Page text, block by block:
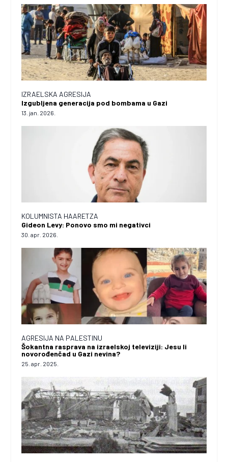
IZRAELSKA AGRESIJA
Izgubljena generacija pod bombama u Gazi
13. jan. 2026.
KOLUMNISTA HAARETZA
Gideon Levy: Ponovo smo mi negativci
30. apr. 2026.
AGRESIJA NA PALESTINU
Šokantna rasprava na izraelskoj televiziji: Jesu li
novorođenčad u Gazi nevina?
25. apr. 2025.